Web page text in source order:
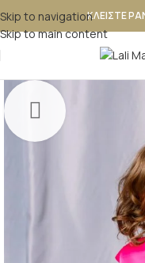
Skip to navigation
Skip to main content
ΚΛΕΙΣΤΕ